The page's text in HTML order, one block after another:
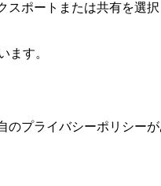
ポートまたは共有を選
ます。
プライバシーポリシーが